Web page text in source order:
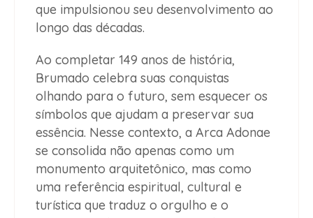
que impulsionou seu desenvolvimento ao
longo das décadas.
Ao completar 149 anos de história,
Brumado celebra suas conquistas
olhando para o futuro, sem esquecer os
símbolos que ajudam a preservar sua
essência. Nesse contexto, a Arca Adonae
se consolida não apenas como um
monumento arquitetônico, mas como
uma referência espiritual, cultural e
turística que traduz o orgulho e o